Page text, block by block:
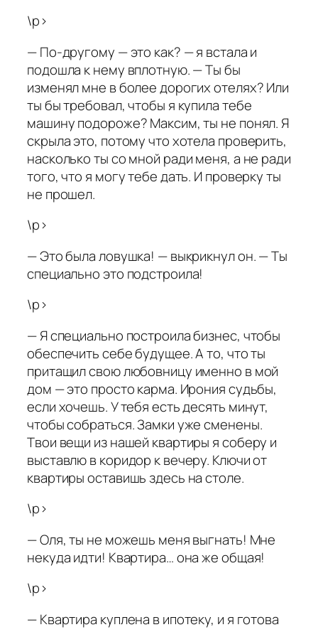
\p>
— По-другому — это как? — я встала и
подошла к нему вплотную. — Ты бы
изменял мне в более дорогих отелях? Или
ты бы требовал, чтобы я купила тебе
машину подороже? Максим, ты не понял. Я
скрыла это, потому что хотела проверить,
насколько ты со мной ради меня, а не ради
того, что я могу тебе дать. И проверку ты
не прошел.
\p>
— Это была ловушка! — выкрикнул он. — Ты
специально это подстроила!
\p>
— Я специально построила бизнес, чтобы
обеспечить себе будущее. А то, что ты
притащил свою любовницу именно в мой
дом — это просто карма. Ирония судьбы,
если хочешь. У тебя есть десять минут,
чтобы собраться. Замки уже сменены.
Твои вещи из нашей квартиры я соберу и
выставлю в коридор к вечеру. Ключи от
квартиры оставишь здесь на столе.
\p>
— Оля, ты не можешь меня выгнать! Мне
некуда идти! Квартира… она же общая!
\p>
— Квартира куплена в ипотеку, и я готова